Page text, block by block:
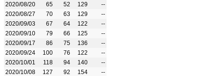
2020/08/20
65 52 129
--
2020/08/27
70 63 129
--
2020/09/03
67 64 122
--
2020/09/10
79 66 125
--
2020/09/17
86 75 136
--
2020/09/24
100 76 122
--
2020/10/01
118 94 140
--
2020/10/08
127 92 154
--